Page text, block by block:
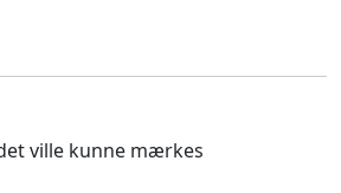
ville kunne mærkes